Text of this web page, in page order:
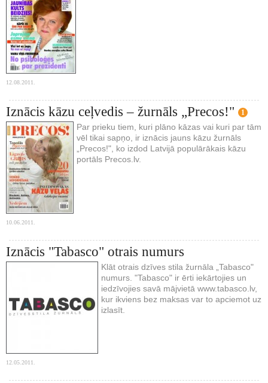
12.08.2011.
Iznācis kāzu ceļvedis – žurnāls „Precos!" 1
Par prieku tiem, kuri plāno kāzas vai kuri par tām
vēl tikai sapņo, ir iznācis jauns kāzu žurnāls
„Precos!", ko izdod Latvijā populārākais kāzu
portāls Precos.lv.
10.06.2011.
Iznācis "Tabasco" otrais numurs
Klāt otrais dzīves stila žurnāla „Tabasco"
numurs. "Tabasco" ir ērti iekārtojies un
iedzīvojies savā mājvietā www.tabasco.lv,
kur ikviens bez maksas var to apciemot uz
izlasīt.
12.05.2011.